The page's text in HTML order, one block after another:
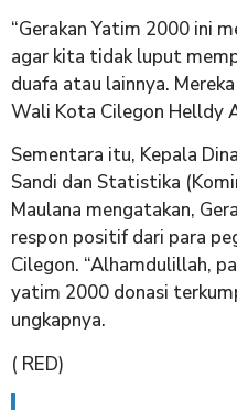
“Gerakan Yatim 2000 ini
agar kita tidak luput
duafa atau lainnya.
Wali Kota Cilegon Helldy
Sementara itu, Kepala
Sandi dan Statistika
Maulana mengatakan,
respon positif dari para
Cilegon. “Alhamdulillah,
yatim 2000 donasi
ungkapnya.
( RED)